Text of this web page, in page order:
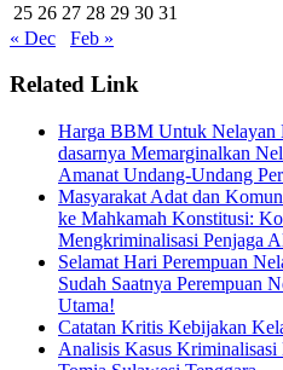
25 26 27 28 29 30 31
« Dec
Feb »
Related Link
Harga BBM Untuk Nelayan
dasarnya Memarginalkan
Amanat Undang-Undang
Masyarakat Adat dan
ke Mahkamah Konstitusi:
Mengkriminalisasi Penjaga
Selamat Hari Perempuan
Sudah Saatnya Perempuan
Utama!
Catatan Kritis Kebijakan
Analisis Kasus